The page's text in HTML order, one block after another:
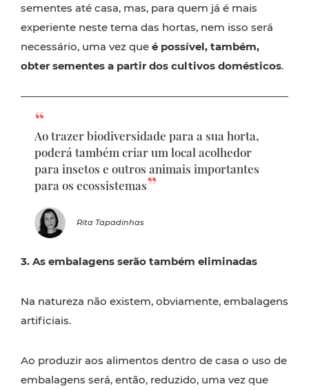
sementes até casa, mas, para quem já é mais
experiente neste tema das hortas, nem isso será
necessário, uma vez que é possível, também,
obter sementes a partir dos cultivos domésticos.
Ao trazer biodiversidade para a sua horta,
poderá também criar um local acolhedor
para insetos e outros animais importantes
para os ecossistemas
Rita Tapadinhas
3. As embalagens serão também eliminadas
Na natureza não existem, obviamente, embalagens
artificiais.
Ao produzir aos alimentos dentro de casa o uso de
embalagens será, então, reduzido, uma vez que